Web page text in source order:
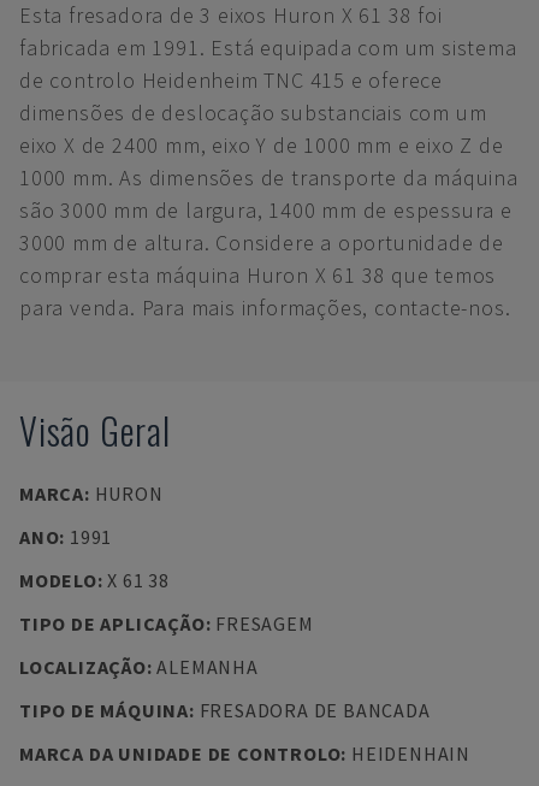
Esta fresadora de 3 eixos Huron X 61 38 foi
fabricada em 1991. Está equipada com um sistema
de controlo Heidenheim TNC 415 e oferece
dimensões de deslocação substanciais com um
eixo X de 2400 mm, eixo Y de 1000 mm e eixo Z de
1000 mm. As dimensões de transporte da máquina
são 3000 mm de largura, 1400 mm de espessura e
3000 mm de altura. Considere a oportunidade de
comprar esta máquina Huron X 61 38 que temos
para venda. Para mais informações, contacte-nos.
Visão Geral
MARCA: HURON
ANO: 1991
MODELO:X 61 38
TIPO DE APLICAÇÃO: FRESAGEM
LOCALIZAÇÃO:ALEMANHA
TIPO DE MÁQUINA: FRESADORA DE BANCADA
MARCA DA UNIDADE DE CONTROLO: HEIDENHAIN